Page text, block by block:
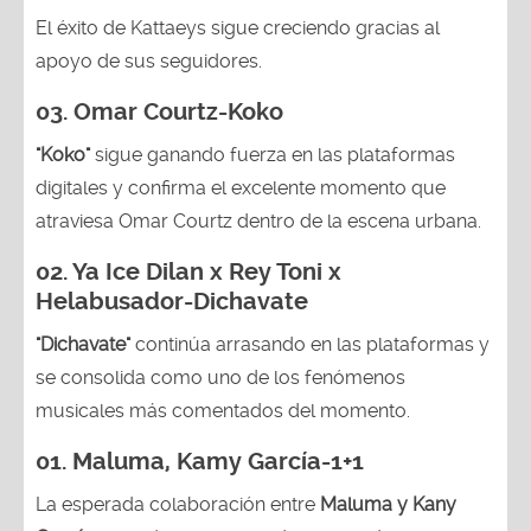
El éxito de Kattaeys sigue creciendo gracias al
apoyo de sus seguidores.
03. Omar Courtz-Koko
"Koko"sigue ganando fuerza en las plataformas
digitales y confirma el excelente momento que
atraviesa Omar Courtz dentro de la escena urbana.
02.Ya Ice Dilan x Rey Toni x
Helabusador-Dichavate
"Dichavate"continúa arrasando en las plataformas y
se consolida como uno de los fenómenos
musicales más comentados del momento.
01. Maluma, Kamy García-1+1
La esperada colaboración entre Maluma y Kany